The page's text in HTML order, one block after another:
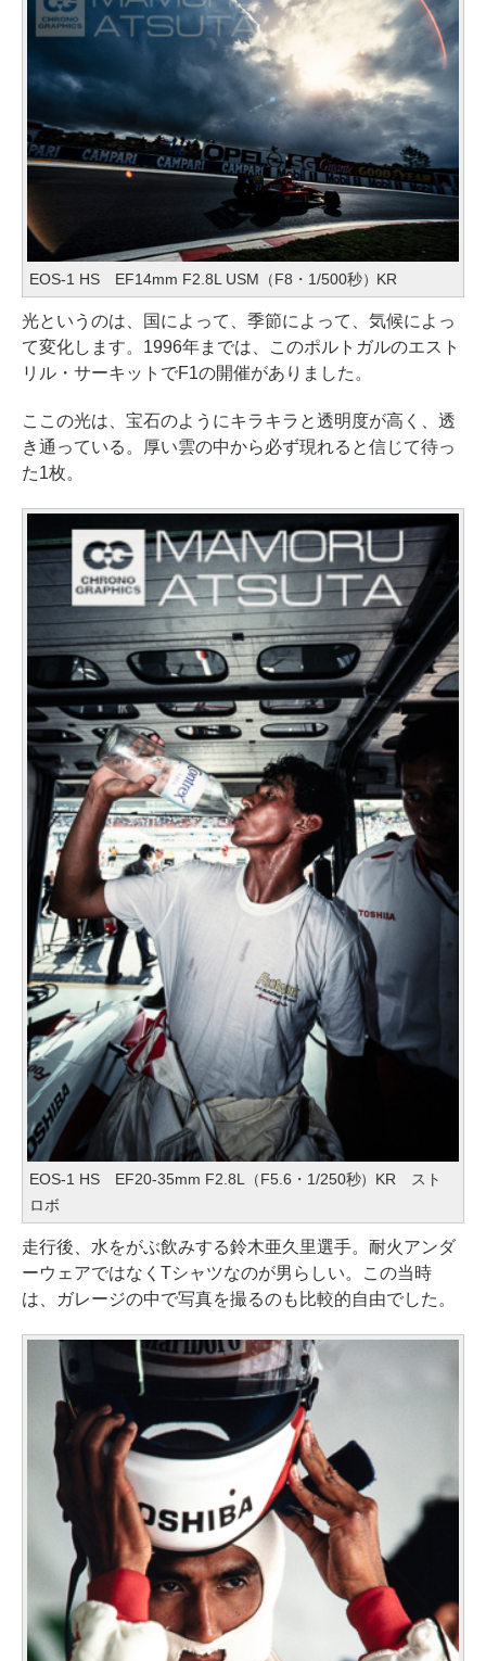
EOS-1 HS EF14mm F2.8L USM（F8・1/500秒）KR
光というのは、国によって、季節によって、気候によっ
て変化します。1996年までは、このポルトガルのエスト
リル・サーキットでF1の開催がありました。
ここの光は、宝石のようにキラキラと透明度が高く、透
き通っている。厚い雲の中から必ず現れると信じて待っ
た1枚。
EOS-1 HS EF20-35mm F2.8L（F5.6・1/250秒）KR スト
ロボ
走行後、水をがぶ飲みする鈴木亜久里選手。耐火アンダ
ーウェアではなくTシャツなのが男らしい。この当時
は、ガレージの中で写真を撮るのも比較的自由でした。